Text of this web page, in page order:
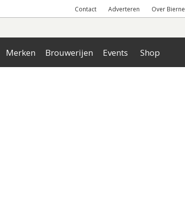
Contact Adverteren Over
Merken Brouwerijen Events Shop